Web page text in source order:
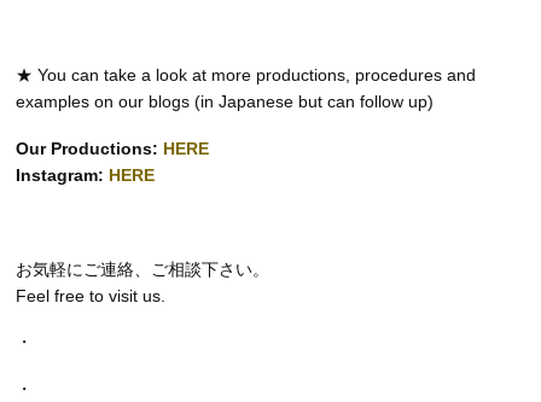
★ You can take a look at more productions, procedures and
examples on our blogs (in Japanese but can follow up)
Our Productions: HERE
Instagram: HERE
お気軽にご連絡、ご相談下さい。
Feel free to visit us.
・
・